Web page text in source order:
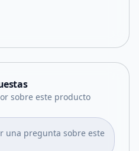
sobre este producto
una pregunta sobre este